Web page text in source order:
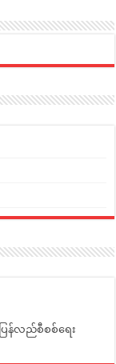
ြန်လည်စီစစ်ရေး